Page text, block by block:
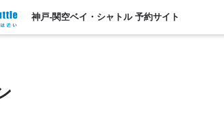
神戸-関空ベイ・シャトル 予約サイト